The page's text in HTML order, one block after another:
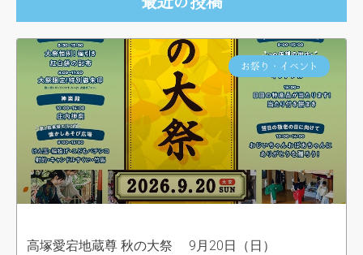
お祭り・イベント
高塚愛宕地蔵尊 秋の大祭 9月20日（日）